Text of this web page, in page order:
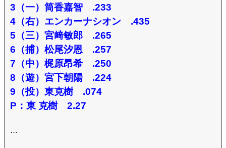
3（一）筒香嘉智 .233
4（右）エンカーナシオン .435
5（三）宮﨑敏郎 .265
6（捕）松尾汐恩 .257
7（中）梶原昂希 .250
8（遊）宮下朝陽 .224
9（投）東克樹 .074
P：東 克樹 2.27
…